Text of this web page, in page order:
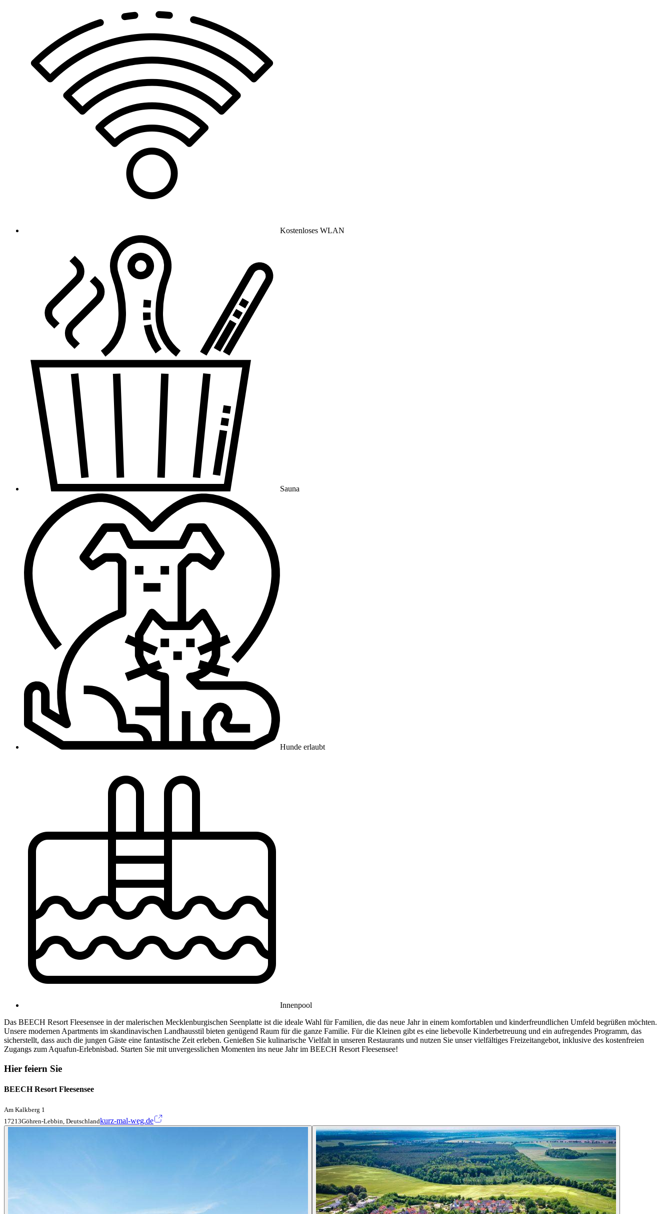
Kostenloses WLAN
Sauna
Hunde erlaubt
Innenpool
Das BEECH Resort Fleesensee in der malerischen Mecklenburgischen Seenplatte ist die ideale Wahl für Familien, die das neue Jahr in einem komfortablen und kinderfreundlichen Umfeld begrüßen möchten.
Unsere modernen Apartments im skandinavischen Landhausstil bieten genügend Raum für die ganze Familie. Für die Kleinen gibt es eine liebevolle Kinderbetreuung und ein aufregendes Programm, das
sicherstellt, dass auch die jungen Gäste eine fantastische Zeit erleben. Genießen Sie kulinarische Vielfalt in unseren Restaurants und nutzen Sie unser vielfältiges Freizeitangebot, inklusive des kostenfreien
Zugangs zum Aquafun-Erlebnisbad. Starten Sie mit unvergesslichen Momenten ins neue Jahr im BEECH Resort Fleesensee!
Hier feiern Sie
BEECH Resort Fleesensee
Am Kalkberg 1
17213Göhren-Lebbin, Deutschlandkurz-mal-weg.de